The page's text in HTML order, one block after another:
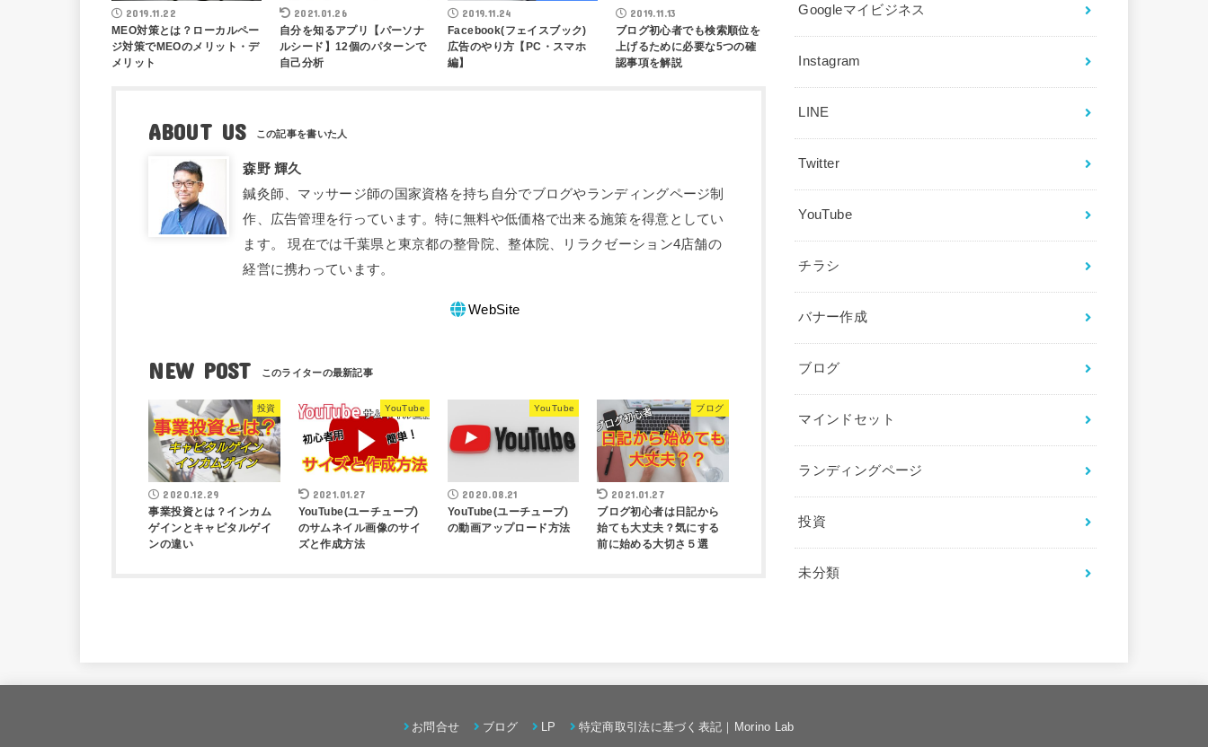
2019.11.22
MEO対策とは？ローカルペー
ジ対策でMEOのメリット・デ
メリット
2021.01.26
自分を知るアプリ【パーソナ
ルシード】12個のパターンで
自己分析
2019.11.24
Facebook(フェイスブック)
広告のやり方【PC・スマホ
編】
2019.11.13
ブログ初心者でも検索順位を
上げるために必要な5つの確
認事項を解説
ABOUT US
森野 輝久
鍼灸師、マッサージ師の国家資格を持ち自分でブログやランディングページ制
作、広告管理を行っています。特に無料や低価格で出来る施策を得意としてい
ます。 現在では千葉県と東京都の整骨院、整体院、リラクゼーション4店舗の
経営に携わっています。
WebSite
NEW POST
投資
2020.12.29
事業投資とは？インカム
ゲインとキャピタルゲイ
ンの違い
YouTube
2021.01.27
YouTube(ユーチューブ)
のサムネイル画像のサイ
ズと作成方法
YouTube
2020.08.21
YouTube(ユーチューブ)
の動画アップロード方法
ブログ
2021.01.27
ブログ初心者は日記から
始ても大丈夫？気にする
前に始める大切さ５選
Googleマイビジネス
Instagram
LINE
Twitter
YouTube
チラシ
バナー作成
ブログ
マインドセット
ランディングページ
投資
未分類
お問合せ ブログ LP 特定商取引法に基づく表記｜Morino Lab